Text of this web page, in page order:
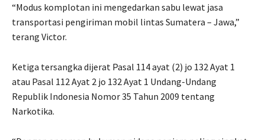
“Modus komplotan ini mengedarkan sabu lewat jasa
transportasi pengiriman mobil lintas Sumatera – Jawa,”
terang Victor.
Ketiga tersangka dijerat Pasal 114 ayat (2) jo 132 Ayat 1
atau Pasal 112 Ayat 2 jo 132 Ayat 1 Undang-Undang
Republik Indonesia Nomor 35 Tahun 2009 tentang
Narkotika.